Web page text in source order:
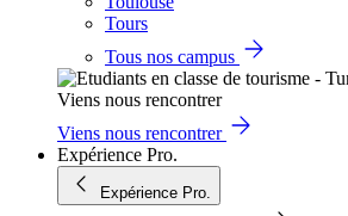
Tours
Tous nos campus
Viens nous rencontrer
Viens nous rencontrer
Expérience Pro.
Expérience Pro.